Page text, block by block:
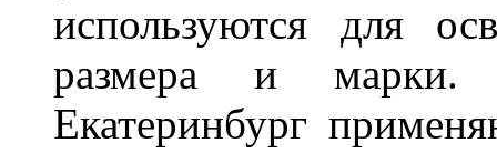
используются для
размера и марки.
Екатеринбург